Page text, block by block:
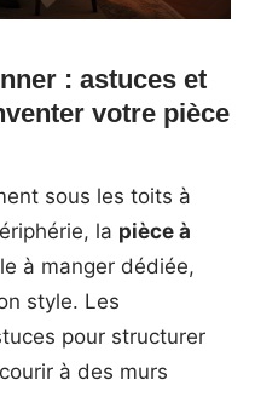
: astuces et
votre pièce
sous les toits à
la pièce à
à manger dédiée,
style. Les
pour structurer
à des murs